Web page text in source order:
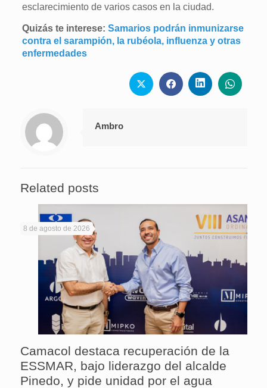
esclarecimiento de varios casos en la ciudad.
Quizás te interese:Samarios podrán inmunizarse
contra el sarampión, la rubéola, influenza y otras
enfermedades
Ambro
Related posts
8 de agosto de 2026
Camacol destaca recuperación de la
ESSMAR, bajo liderazgo del alcalde
Pinedo, y pide unidad por el agua